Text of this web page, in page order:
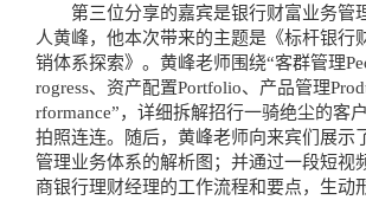
第三位分享的嘉宾是银行财富业务管
人黄峰，他本次带来的主题是《标杆银行
销体系探索》。黄峰老师围绕“客群管理
rogress、资产配置Portfolio、产品管理
rformance”，详细拆解招行一骑绝尘的客
拍照连连。随后，黄峰老师向来宾们展示
管理业务体系的解析图；并通过一段短视
商银行理财经理的工作流程和要点，生动